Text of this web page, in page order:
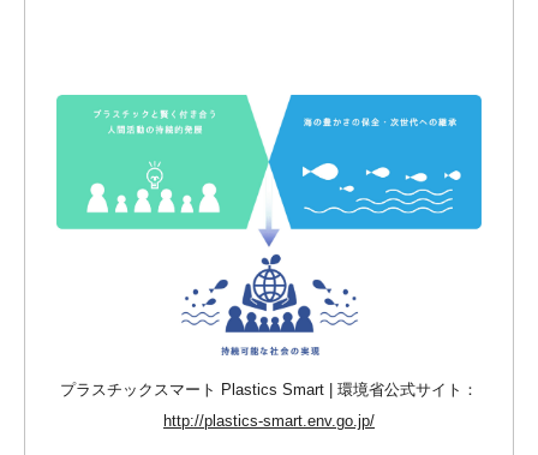
プラスチックスマート Plastics Smart | 環境省公式サイト：
http://plastics-smart.env.go.jp/